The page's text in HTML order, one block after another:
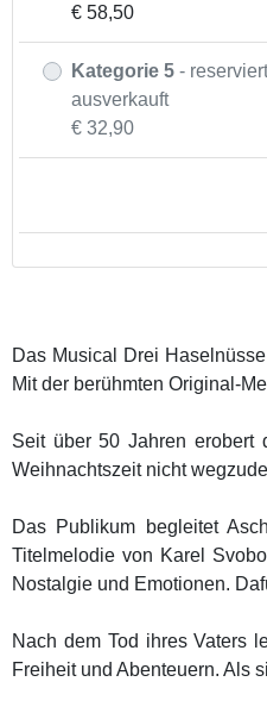
€ 58,50
Kategorie 5 -
ausverkauft
€ 32,90
Das Musical Drei
Mit der berühmten Original-
Seit über 50 Jahren erobert
Weihnachtszeit nicht
Das Publikum begleitet
Titelmelodie von Karel
Nostalgie und Emotionen.
Nach dem Tod ihres Vaters
Freiheit und Abenteuern. Als